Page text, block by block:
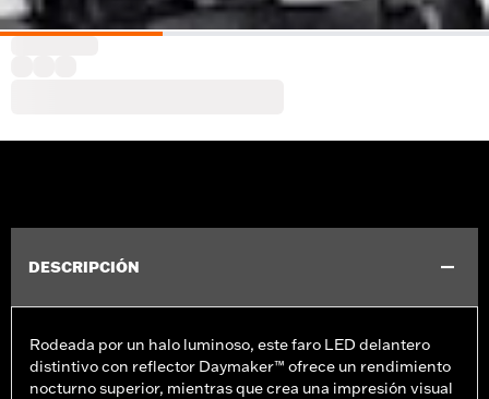
DESCRIPCIÓN
Rodeada por un halo luminoso, este faro LED delantero
distintivo con reflector Daymaker™ ofrece un rendimiento
nocturno superior, mientras que crea una impresión visual